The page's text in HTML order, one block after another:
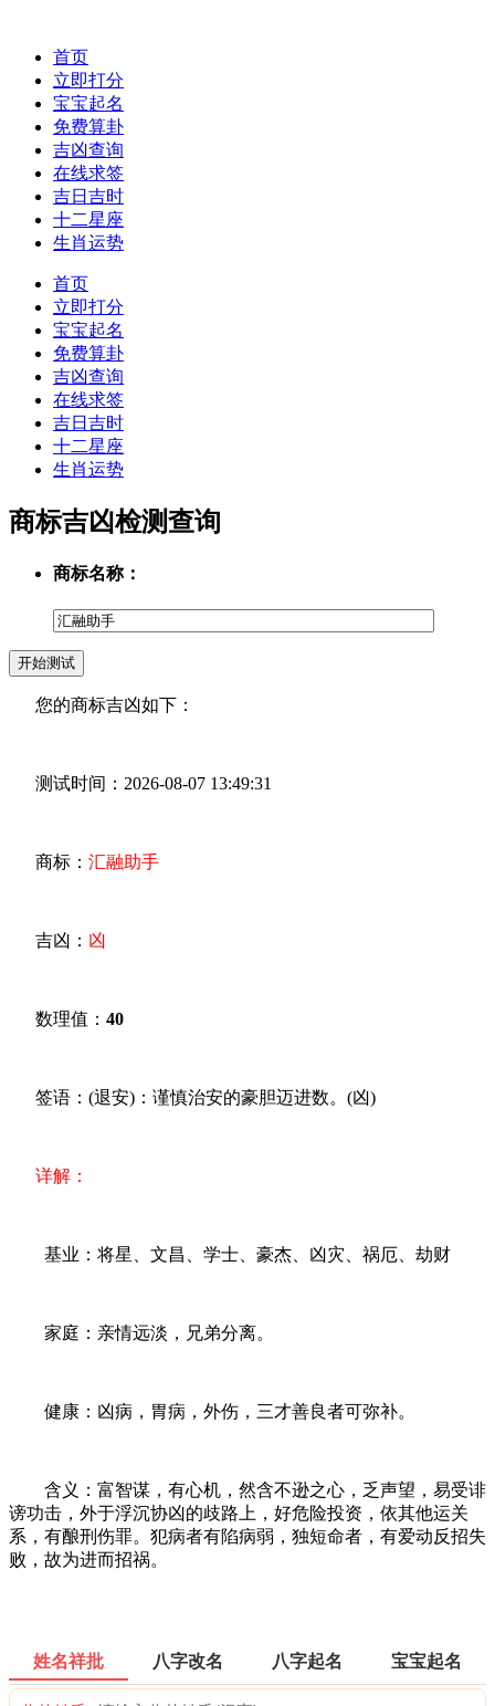
首页
立即打分
宝宝起名
免费算卦
吉凶查询
在线求签
吉日吉时
十二星座
生肖运势
首页
立即打分
宝宝起名
免费算卦
吉凶查询
在线求签
吉日吉时
十二星座
生肖运势
商标吉凶检测查询
商标名称：
您的商标吉凶如下：
测试时间：2026-08-07 13:49:31
商标： 汇融助手
吉凶： 凶
数理值： 40
签语：(退安)：谨慎治安的豪胆迈进数。(凶)
详解：
基业：将星、文昌、学士、豪杰、凶灾、祸厄、劫财
家庭：亲情远淡，兄弟分离。
健康：凶病，胃病，外伤，三才善良者可弥补。
含义：富智谋，有心机，然含不逊之心，乏声望，易受诽
谤功击，外于浮沉协凶的歧路上，好危险投资，依其他运关
系，有酿刑伤罪。犯病者有陷病弱，独短命者，有爱动反招失
败，故为进而招祸。
姓名祥批 八字改名 八字起名 宝宝起名